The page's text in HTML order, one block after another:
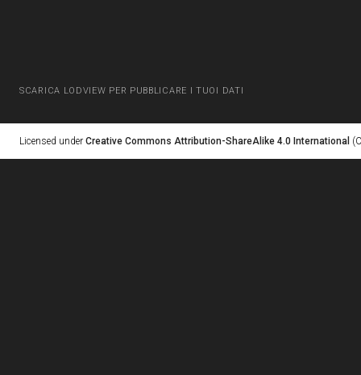
SCARICA LODVIEW PER PUBBLICARE I TUOI DATI
Licensed under Creative Commons Attribution-ShareAlike 4.0 International